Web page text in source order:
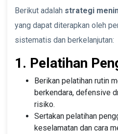
Berikut adalah strategi
yang dapat diterapkan oleh
sistematis dan berkelanjutan:
1. Pelatihan
Berikan pelatihan rutin
berkendara, defensive
risiko.
Sertakan pelatihan
keselamatan dan cara